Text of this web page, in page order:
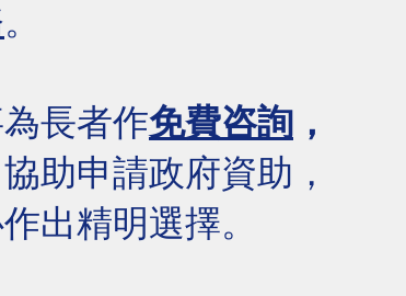
。
長者作免費咨詢 ，
助申請政府資助，
出精明選擇。